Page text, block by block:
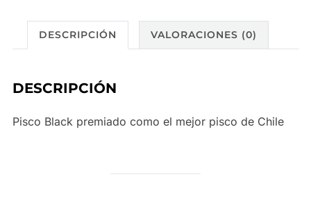
DESCRIPCIÓN VALORACIONES (0)
DESCRIPCIÓN
Pisco Black premiado como el mejor pisco de Chile